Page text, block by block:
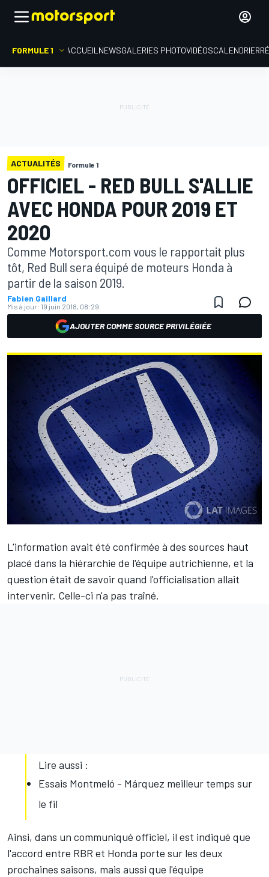
FORMULE 1 ACCUEIL NEWSGALERIES PHOTOVIDÉOSCALENDRIER
ACTUALITÉS Formule 1
OFFICIEL - RED BULL S'ALLIE
AVEC HONDA POUR 2019 ET
2020
Comme Motorsport.com vous le rapportait plus
tôt, Red Bull sera équipé de moteurs Honda à
partir de la saison 2019.
Fabien Gaillard
Mis à jour: 19 juin 2018, 08:29
AJOUTER COMME SOURCE PRIVILÉGIÉE
L'information avait été confirmée à des sources haut
placé dans la hiérarchie de l'équipe autrichienne, et la
question était de savoir quand l'officialisation allait
intervenir. Celle-ci n'a pas traîné.
Lire aussi :
Essais Montmeló - Márquez meilleur temps sur
le fil
Ainsi, dans un communiqué officiel, il est indiqué que
l'accord entre RBR et Honda porte sur les deux
prochaines saisons, mais aussi que l'équipe